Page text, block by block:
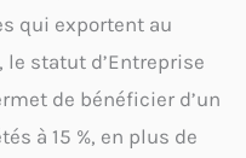
qui exportent au
statut d’Entreprise
de bénéficier d’un
à 15 %, en plus de